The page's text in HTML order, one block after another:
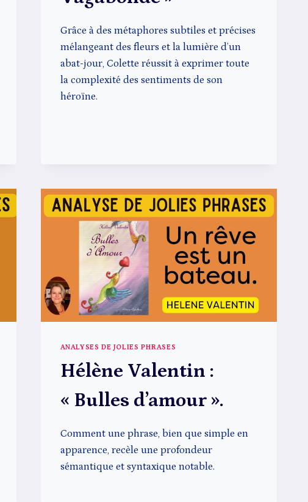
Grâce à des métaphores subtiles et précises
mélangeant des fleurs et la lumière d’un
abat-jour, Colette réussit à exprimer toute
la complexité des sentiments de son
héroïne.
ANALYSES DE JOLIES PHRASES
Hélène Valentin :
« Bulles d’amour ».
Comment une phrase, bien que simple en
apparence, recèle une profondeur
sémantique et syntaxique notable.